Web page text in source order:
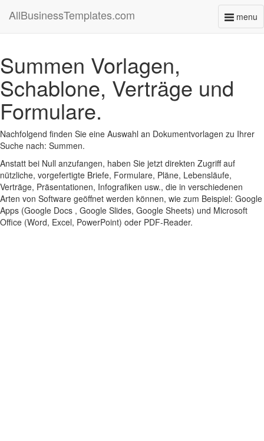
menu
AllBusinessTemplates.com
Summen Vorlagen,
Schablone, Verträge und
Formulare.
Nachfolgend finden Sie eine Auswahl an Dokumentvorlagen zu Ihrer
Suche nach: Summen.
Anstatt bei Null anzufangen, haben Sie jetzt direkten Zugriff auf
nützliche, vorgefertigte Briefe, Formulare, Pläne, Lebensläufe,
Verträge, Präsentationen, Infografiken usw., die in verschiedenen
Arten von Software geöffnet werden können, wie zum Beispiel: Google
Apps (Google Docs , Google Slides, Google Sheets) und Microsoft
Office (Word, Excel, PowerPoint) oder PDF-Reader.